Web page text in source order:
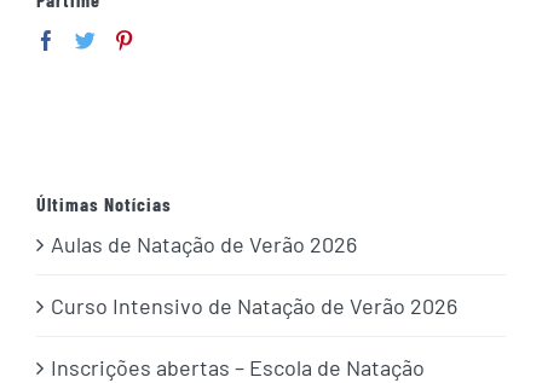
Últimas Notícias
Aulas de Natação de Verão 2026
Curso Intensivo de Natação de Verão 2026
Inscrições abertas – Escola de Natação